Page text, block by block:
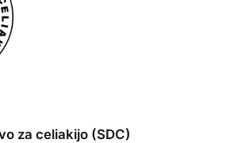
za celiakijo (SDC)